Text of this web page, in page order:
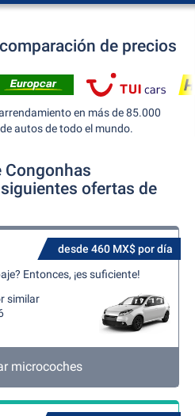
de precios
en más de 85.000
autos de todo el mundo.
Congonhas
ofertas de
desde 460 MX$ por día
Entonces, ¡es suficiente!
similar
microcoches